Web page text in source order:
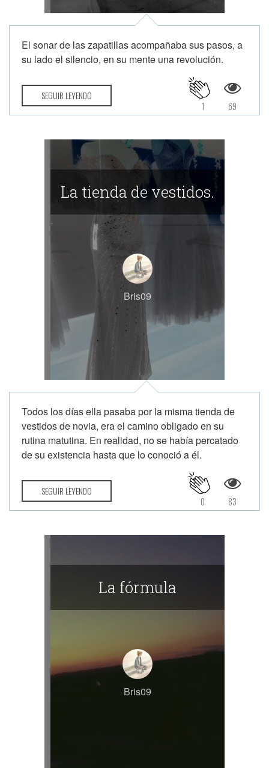
El sonar de las zapatillas acompañaba sus pasos, a
su lado el silencio, en su mente una revolución.
SEGUIR LEYENDO
69
1
La tienda de vestidos.
Bris09
Todos los días ella pasaba por la misma tienda de
vestidos de novia, era el camino obligado en su
rutina matutina. En realidad, no se había percatado
de su existencia hasta que lo conoció a él.
SEGUIR LEYENDO
83
0
La fórmula
Bris09